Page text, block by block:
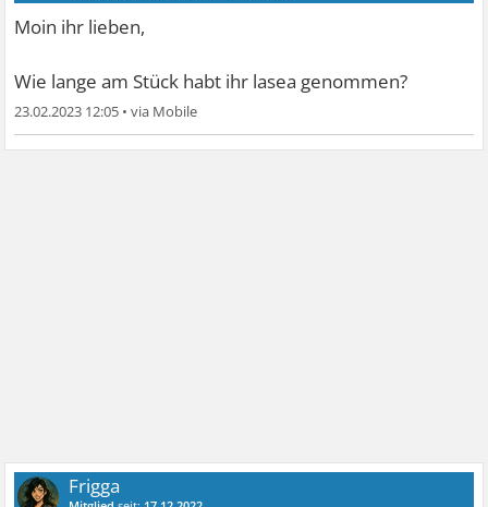
Moin ihr lieben,
Wie lange am Stück habt ihr lasea genommen?
23.02.2023 12:05 •
Frigga